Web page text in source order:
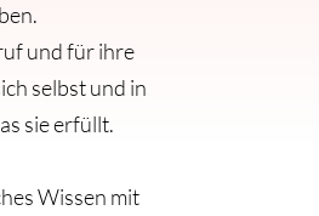
und für ihre
selbst und in
sie erfüllt.
Wissen mit